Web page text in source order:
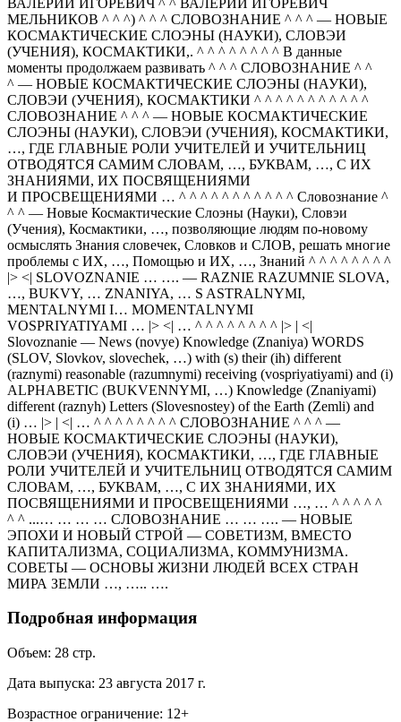
МЕЛЬНИКОВ ^ ^ ^) ^ ^ ^ СЛОВОЗНАНИЕ ^ ^ ^ — НОВЫЕ
КОСМАКТИЧЕСКИЕ СЛОЭНЫ (НАУКИ), СЛОВЭИ
(УЧЕНИЯ), КОСМАКТИКИ,. ^ ^ ^ ^ ^ ^ ^ ^ В данные
моменты продолжаем развивать ^ ^ ^ СЛОВОЗНАНИЕ ^ ^
^ — НОВЫЕ КОСМАКТИЧЕСКИЕ СЛОЭНЫ (НАУКИ),
СЛОВЭИ (УЧЕНИЯ), КОСМАКТИКИ ^ ^ ^ ^ ^ ^ ^ ^ ^ ^ ^
СЛОВОЗНАНИЕ ^ ^ ^ — НОВЫЕ КОСМАКТИЧЕСКИЕ
СЛОЭНЫ (НАУКИ), СЛОВЭИ (УЧЕНИЯ), КОСМАКТИКИ,
…, ГДЕ ГЛАВНЫЕ РОЛИ УЧИТЕЛЕЙ И УЧИТЕЛЬНИЦ
ОТВОДЯТСЯ САМИМ СЛОВАМ, …, БУКВАМ, …, С ИХ
ЗНАНИЯМИ, ИХ ПОСВЯЩЕНИЯМИ
И ПРОСВЕЩЕНИЯМИ … ^ ^ ^ ^ ^ ^ ^ ^ ^ ^ ^ Словознание ^
^ ^ — Новые Космактические Слоэны (Науки), Словэи
(Учения), Космактики, …, позволяющие людям по-новому
осмыслять Знания словечек, Словков и СЛОВ, решать многие
проблемы с ИХ, …, Помощью и ИХ, …, Знаний ^ ^ ^ ^ ^ ^ ^ ^
|> <| SLOVOZNANIE … …. — RAZNIE RAZUMNIE SLOVA,
…, BUKVY, … ZNANIYA, … S ASTRALNYMI,
MENTALNYMI I… MOMENTALNYMI
VOSPRIYATIYAMI … |> <| … ^ ^ ^ ^ ^ ^ ^ ^ |> | <|
Slovoznanie — News (novye) Knowledge (Znaniya) WORDS
(SLOV, Slovkov, slovechek, …) with (s) their (ih) different
(raznymi) reasonable (razumnymi) receiving (vospriyatiyami) and (i)
ALPHABETIC (BUKVENNYMI, …) Knowledge (Znaniyami)
different (raznyh) Letters (Slovesnostey) of the Earth (Zemli) and
(i) … |> | <| … ^ ^ ^ ^ ^ ^ ^ ^ СЛОВОЗНАНИЕ ^ ^ ^ —
НОВЫЕ КОСМАКТИЧЕСКИЕ СЛОЭНЫ (НАУКИ),
СЛОВЭИ (УЧЕНИЯ), КОСМАКТИКИ, …, ГДЕ ГЛАВНЫЕ
РОЛИ УЧИТЕЛЕЙ И УЧИТЕЛЬНИЦ ОТВОДЯТСЯ САМИМ
СЛОВАМ, …, БУКВАМ, …, С ИХ ЗНАНИЯМИ, ИХ
ПОСВЯЩЕНИЯМИ И ПРОСВЕЩЕНИЯМИ …, … ^ ^ ^ ^ ^
^ ^ ...… … … … СЛОВОЗНАНИЕ … … …. — НОВЫЕ
ЭПОХИ И НОВЫЙ СТРОЙ — СОВЕТИЗМ, ВМЕСТО
КАПИТАЛИЗМА, СОЦИАЛИЗМА, КОММУНИЗМА.
СОВЕТЫ — ОСНОВЫ ЖИЗНИ ЛЮДЕЙ ВСЕХ СТРАН
МИРА ЗЕМЛИ …, ….. ….
Подробная информация
Объем: 28 стр.
Дата выпуска: 23 августа 2017 г.
Возрастное ограничение: 12+